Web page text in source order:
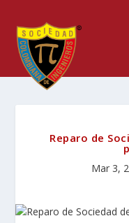
Reparo de
Mar 3,